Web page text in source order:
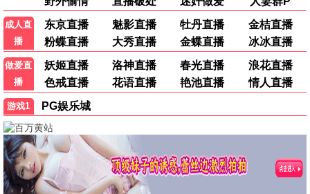
怒火重案·清算
甄子丹终极对决 · 2025
9.5
蜂鸟极速播